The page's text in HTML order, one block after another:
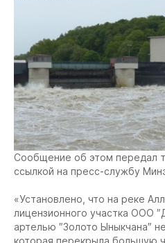
Сообщение об этом передал
ссылкой на пресс-службу
«Установлено, что на реке
лицензионного участка ООО
артелью ″Золото Ыныкчана″
которая перекрыла большую